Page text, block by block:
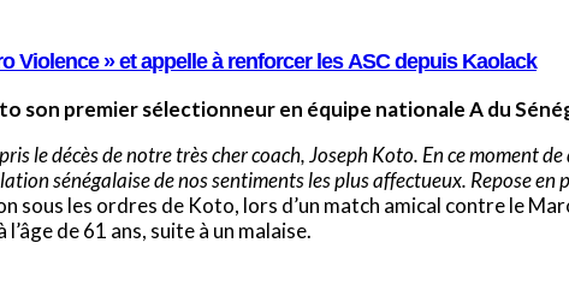
Violence » et appelle à renforcer les ASC depuis Kaolack
son premier sélectionneur en équipe nationale A du
le décès de notre très cher coach, Joseph Koto. En ce moment
sénégalaise de nos sentiments les plus affectueux. Repose en
sous les ordres de Koto, lors d’un match amical contre le
de 61 ans, suite à un malaise.